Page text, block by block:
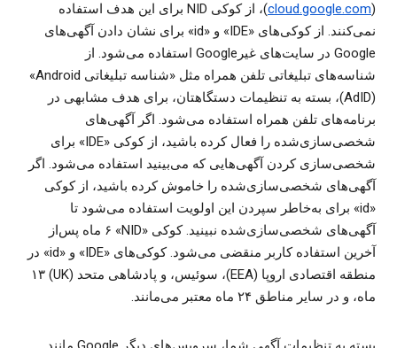
(cloud.google.com
)، از کوکی NID برای این هدف استفاده
نمی‌کنند. از کوکی‌های «IDE» و «id» برای نشان دادن آگهی‌های
Google در سایت‌های غیرGoogle استفاده می‌شود. از
شناسه‌های تبلیغاتی تلفن همراه مثل «شناسه تبلیغاتی Android»‏
(AdID)، بسته به تنظیمات دستگاهتان، برای هدف مشابهی در
برنامه‌های تلفن همراه استفاده می‌شود. اگر آگهی‌های
شخصی‌سازی‌شده را فعال کرده باشید، از کوکی «IDE» برای
شخصی‌سازی کردن آگهی‌هایی که می‌بینید استفاده می‌شود. اگر
آگهی‌های شخصی‌سازی‌شده را خاموش کرده باشید، از کوکی
«id» برای به‌خاطر سپردن این اولویت استفاده می‌شود تا
آگهی‌های شخصی‌سازی‌شده نبینید. کوکی «NID»‏ ۶ ماه پس‌از
آخرین استفاده کاربر منقضی می‌شود. کوکی‌های «IDE» و «id» در
منطقه اقتصادی اروپا (EEA)، سوئیس، و پادشاهی متحد (UK) ۱۳
ماه، و در سایر مناطق ۲۴ ماه معتبر می‌مانند.